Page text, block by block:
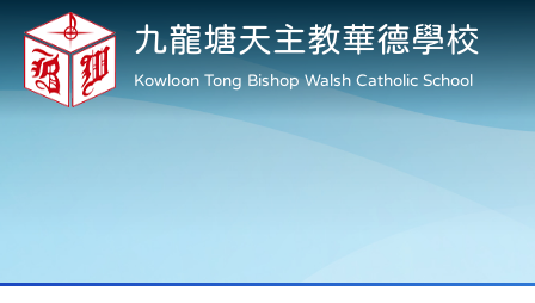
九龍塘天主教華德學校
Kowloon Tong Bishop Walsh Catholic School